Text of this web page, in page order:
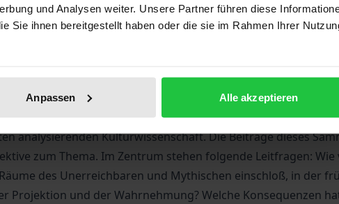
und Analysen weiter. Unsere Partner führen diese
Sie ihnen bereitgestellt haben oder die sie im Rahmen Ihrer
Anpassen Alle akzeptieren
data Product safety
Sie sind komplexe Zeichengefüge, an denen sich
studieren lassen. Kartographien wiederum
Diskurse, Machtstrategien und Wissenssysteme schneiden,
analysierenden Kulturwissenschaft. Die Beiträge dieses
zum Thema. Im Zentrum stehen folgende Leitfragen: Wie
des Unerreichbaren und Mythischen einschloß, in der
Projektion und der Wahrnehmung? Welche Konsequenzen